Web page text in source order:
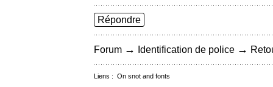
Répondre
Forum → Identification de police →
Liens : On snot and fonts